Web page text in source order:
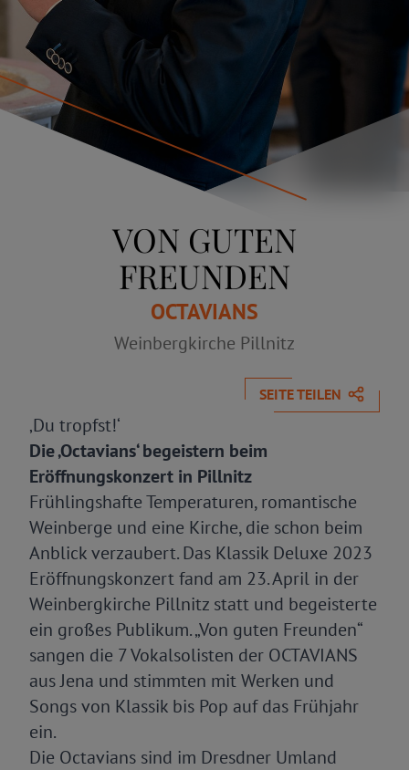
VON GUTEN
FREUNDEN
OCTAVIANS
Weinbergkirche Pillnitz
SEITE TEILEN
‚Du tropfst!‘
Die ‚Octavians‘ begeistern beim
Eröffnungskonzert in Pillnitz
Frühlingshafte Temperaturen, romantische
Weinberge und eine Kirche, die schon beim
Anblick verzaubert. Das Klassik Deluxe 2023
Eröffnungskonzert fand am 23. April in der
Weinbergkirche Pillnitz statt und begeisterte
ein großes Publikum. „Von guten Freunden“
sangen die 7 Vokalsolisten der OCTAVIANS
aus Jena und stimmten mit Werken und
Songs von Klassik bis Pop auf das Frühjahr
ein.
Die Octavians sind im Dresdner Umland